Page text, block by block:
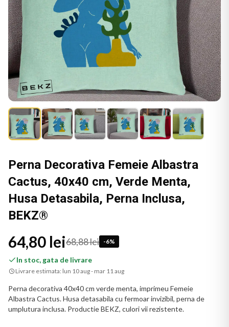
Perna Decorativa Femeie Albastra
Cactus, 40x40 cm, Verde Menta,
Husa Detasabila, Perna Inclusa,
BEKZ®
64,80 lei68,88 lei -6%
In stoc, gata de livrare
Livrare estimata: lun 10 aug - mar 11 aug
Perna decorativa 40x40 cm verde menta, imprimeu Femeie
Albastra Cactus. Husa detasabila cu fermoar invizibil, perna de
umplutura inclusa. Productie BEKZ, culori vii rezistente.